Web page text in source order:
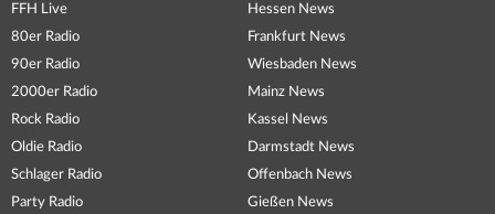
FFH Live
80er Radio
90er Radio
2000er Radio
Rock Radio
Oldie Radio
Schlager Radio
Party Radio
Hessen News
Frankfurt News
Wiesbaden News
Mainz News
Kassel News
Darmstadt News
Offenbach News
Gießen News